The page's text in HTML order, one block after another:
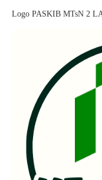
Logo PASKIB MTsN 2